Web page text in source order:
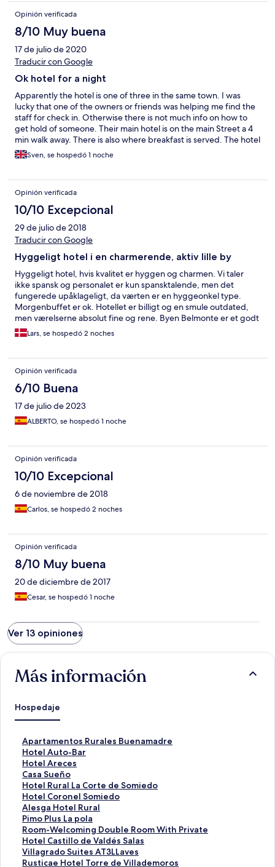
Opinión verificada
8/10 Muy buena
17 de julio de 2020
Traducir con Google
Ok hotel for a night
Apparently the hotel is one of three in the same town. I was
lucky that one of the owners or friends was helping me find the
staff for check in. Otherwise there is not much info on how to
get hold of someone. Their main hotel is on the main Street a 4
min walk away. There is also where breakfast is served. The hotel
was ok and cheap enough for a pitstop for a night.
Sven, se hospedó 1 noche
Opinión verificada
10/10 Excepcional
29 de julio de 2018
Traducir con Google
Hyggeligt hotel i en charmerende, aktiv lille by
Hyggeligt hotel, hvis kvalitet er hyggen og charmen. Vi taler
ikke spansk og personalet er kun spansktalende, men det
fungerede upåklageligt, da værten er en hyggeonkel type.
Morgenbuffet er ok. Hotellet er billigt og en smule outdated,
men værelserne absolut fine og rene. Byen Belmonte er et godt
udgangspunkt for vandreferie med mulighed for flere dagture
direkte fra hotellet uden at skulle køre. Parkering på gaden er
Lars, se hospedó 2 noches
Opinión verificada
6/10 Buena
17 de julio de 2023
ALBERTO, se hospedó 1 noche
Opinión verificada
10/10 Excepcional
6 de noviembre de 2018
Carlos, se hospedó 2 noches
Opinión verificada
8/10 Muy buena
20 de diciembre de 2017
Cesar, se hospedó 1 noche
Ver 13 opiniones
Más información
Hospedaje
Apartamentos Rurales Buenamadre
E
n
l
a
c
e
p
a
r
a
a
b
Hotel Auto-Bar
E
n
l
a
c
e
p
a
r
a
a
Hotel Areces
E
n
l
a
c
e
p
a
r
a
Casa Sueño
E
n
l
a
c
e
p
a
r
Hotel Rural La Corte de Somiedo
E
n
l
a
c
e
p
a
Hotel Coronel Somiedo
E
n
l
a
c
e
p
Alesga Hotel Rural
E
n
l
a
c
e
Pimo Plus La pola
E
n
l
a
c
Room-Welcoming Double Room With Private
E
n
l
a
Hotel Castillo de Valdés Salas
E
n
l
Villagrado Suites AT3LLaves
E
n
Rusticae Hotel Torre de Villademoros
E